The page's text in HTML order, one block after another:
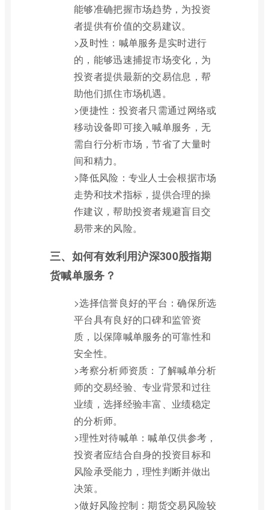
能够准确把握市场趋势，为投资
者提供有价值的交易建议。
>及时性：喊单服务是实时进行
的，能够迅速捕捉市场变化，为
投资者提供最新的交易信息，帮
助他们抓住市场机遇。
>便捷性：投资者只需通过网络或
移动设备即可接入喊单服务，无
需自行分析市场，节省了大量时
间和精力。
>降低风险：专业人士会根据市场
走势和技术指标，提供合理的操
作建议，帮助投资者规避盲目交
易带来的风险。
三、如何有效利用沪深300股指期
货喊单服务？
>选择信誉良好的平台：确保所选
平台具有良好的口碑和监管资
质，以保障喊单服务的可靠性和
安全性。
>考察分析师资质：了解喊单分析
师的交易经验、专业背景和过往
业绩，选择经验丰富、业绩稳定
的分析师。
>理性对待喊单：喊单仅供参考，
投资者应结合自身的投资目标和
风险承受能力，理性判断并做出
决策。
>做好风险控制：期货交易风险较